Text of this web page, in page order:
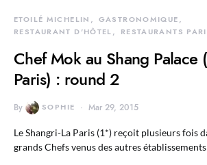
ETOILÉ MICHELIN
GASTRONOMIQUE
RESTAURANT D'HÔTEL
RESTAURANTS
Chef Mok au Shang Palace
Paris) : round 2
By SOPHIE Mar 29, 2015
Le Shangri-La Paris (1*) reçoit plusieurs fois
grands Chefs venus des autres